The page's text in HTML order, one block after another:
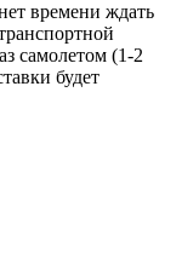
времени ждать
самолетом (1-2
будет